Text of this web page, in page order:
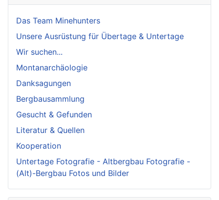
Das Team Minehunters
Unsere Ausrüstung für Übertage & Untertage
Wir suchen...
Montanarchäologie
Danksagungen
Bergbausammlung
Gesucht & Gefunden
Literatur & Quellen
Kooperation
Untertage Fotografie - Altbergbau Fotografie -
(Alt)-Bergbau Fotos und Bilder